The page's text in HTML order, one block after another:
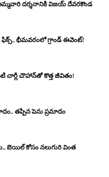
దర్శనానికి విజయ్ దేవరకొండ
ఫిక్స్.. భీమవరంలో గ్రాండ్ ఈవెంట్!
చార్లీ చౌహాన్‌తో కొత్త జీవితం!
తప్పిన పెను ప్రమాదం
బెయిల్ కోసం నలుగురి వింత